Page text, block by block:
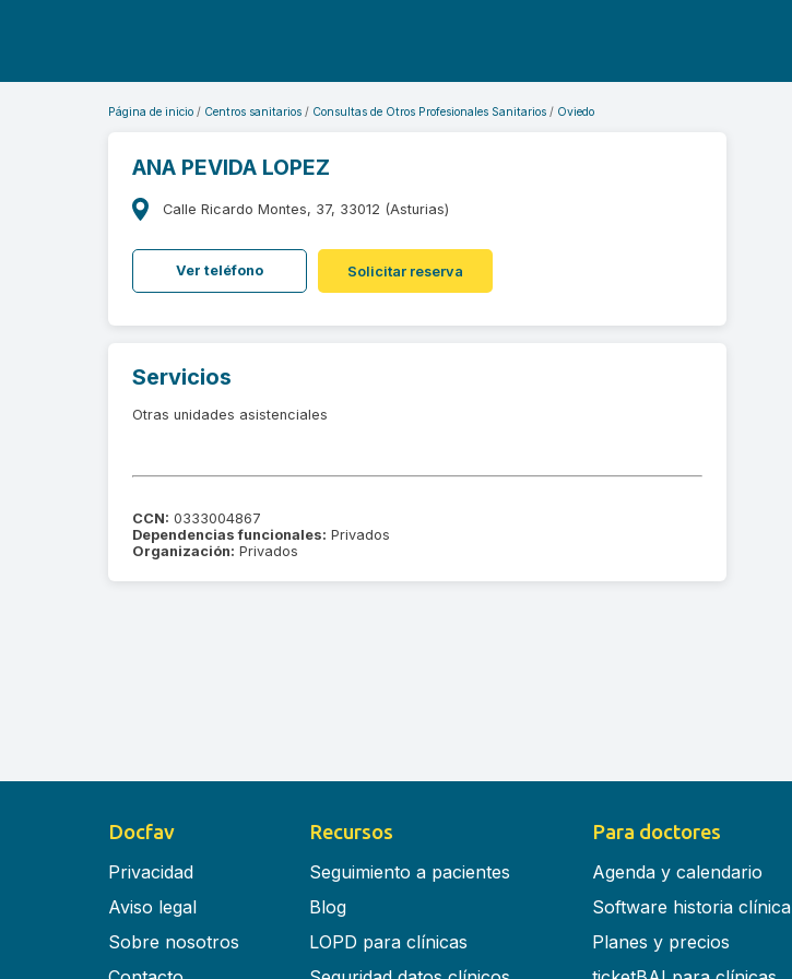
Página de inicio Centros sanitarios Consultas de Otros Profesionales Sanitarios Oviedo
ANA PEVIDA LOPEZ
Calle Ricardo Montes, 37, 33012 (Asturias)
Ver teléfono Solicitar reserva
Servicios
Otras unidades asistenciales
CCN: 0333004867
Dependencias funcionales: Privados
Organización: Privados
Docfav
Privacidad
Aviso legal
Sobre nosotros
Recursos
Seguimiento a pacientes
Blog
LOPD para clínicas
Para doctores
Agenda y calendario
Software historia clínica
Planes y precios